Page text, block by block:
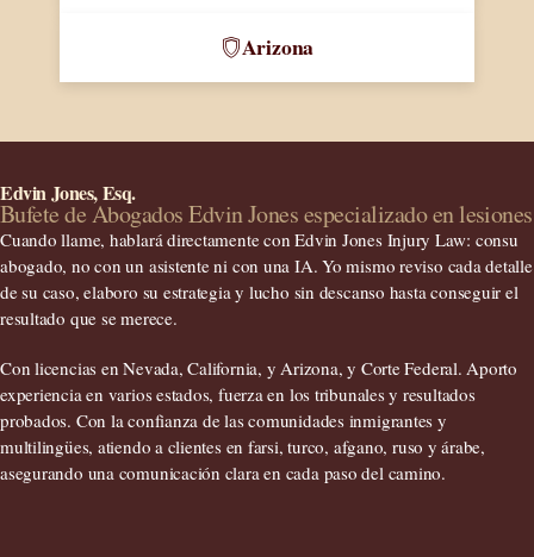
Arizona
Edvin Jones, Esq.
Bufete de Abogados Edvin Jones especializado en lesiones
Cuando llame, hablará directamente con Edvin Jones Injury Law: consu
abogado, no con un asistente ni con una IA. Yo mismo reviso cada detalle
de su caso, elaboro su estrategia y lucho sin descanso hasta conseguir el
resultado que se merece.
Con licencias enNevada, California, y Arizona, y Corte Federal. Aporto
experiencia en varios estados, fuerza en los tribunales y resultados
probados. Con la confianza de las comunidades inmigrantes y
multilingües, atiendo a clientes en farsi, turco, afgano, ruso y árabe,
asegurando una comunicación clara en cada paso del camino.